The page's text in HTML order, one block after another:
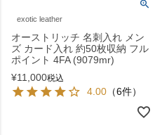
exotic leather
オーストリッチ 名刺入れ メン
ズ カード入れ 約50枚収納 フル
ポイント 4FA (9079mr)
¥11,000税込
4.00 （6件）